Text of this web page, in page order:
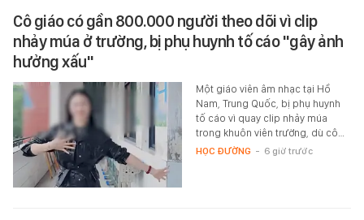
Cô giáo có gần 800.000 người theo dõi vì clip
nhảy múa ở trường, bị phụ huynh tố cáo "gây ảnh
hưởng xấu"
Một giáo viên âm nhạc tại Hồ
Nam, Trung Quốc, bị phụ huynh
tố cáo vì quay clip nhảy múa
trong khuôn viên trường, dù cô…
HỌC ĐƯỜNG - 6 giờ trước